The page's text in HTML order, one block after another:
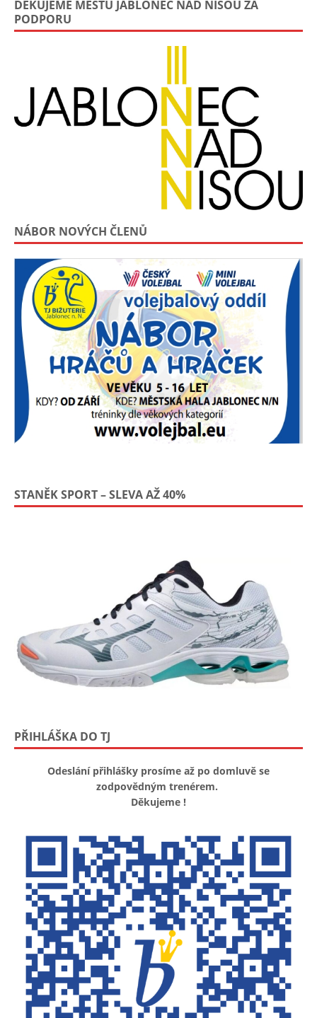
DĚKUJEME MĚSTU JABLONEC NAD NISOU ZA
PODPORU
NÁBOR NOVÝCH ČLENŮ
STANĚK SPORT – SLEVA AŽ 40%
PŘIHLÁŠKA DO TJ
Odeslání přihlášky prosíme až po domluvě se
zodpovědným trenérem.
Děkujeme !